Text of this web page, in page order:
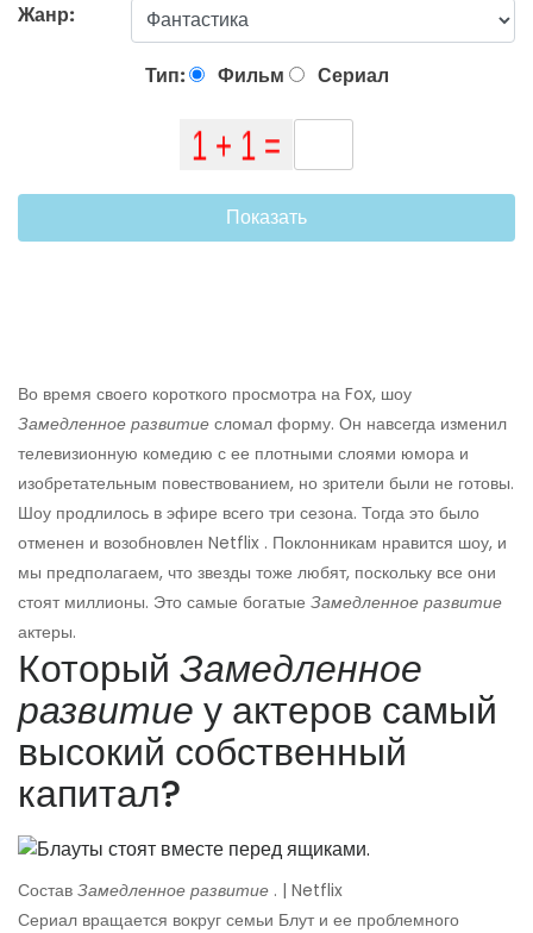
Жанр:
Тип: Фильм Сериал
Показать
Во время своего короткого просмотра на Fox, шоу
Замедленное развитие сломал форму. Он навсегда изменил
телевизионную комедию с ее плотными слоями юмора и
изобретательным повествованием, но зрители были не готовы.
Шоу продлилось в эфире всего три сезона. Тогда это было
отменен и возобновлен Netflix . Поклонникам нравится шоу, и
мы предполагаем, что звезды тоже любят, поскольку все они
стоят миллионы. Это самые богатые Замедленное развитие
актеры.
Который Замедленное
развитие у актеров самый
высокий собственный
капитал?
Состав Замедленное развитие . | Netflix
Сериал вращается вокруг семьи Блут и ее проблемного